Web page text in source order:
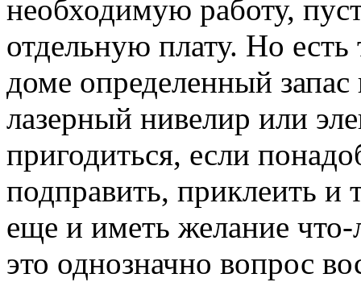
необходимую работу,
отдельную плату. Но
доме определенный
лазерный нивелир или
пригодиться, если
подправить, приклеить и
еще и иметь желание
это однозначно вопрос